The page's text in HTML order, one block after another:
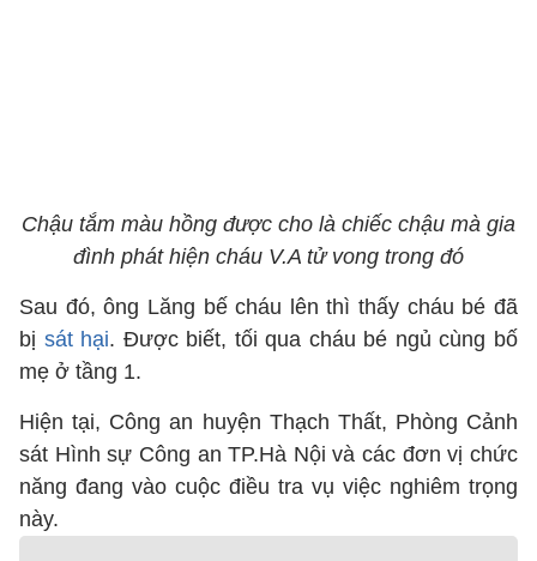
Chậu tắm màu hồng được cho là chiếc chậu mà gia
đình phát hiện cháu V.A tử vong trong đó
Sau đó, ông Lăng bế cháu lên thì thấy cháu bé đã
bị sát hại. Được biết, tối qua cháu bé ngủ cùng bố
mẹ ở tầng 1.
Hiện tại, Công an huyện Thạch Thất, Phòng Cảnh
sát Hình sự Công an TP.Hà Nội và các đơn vị chức
năng đang vào cuộc điều tra vụ việc nghiêm trọng
này.